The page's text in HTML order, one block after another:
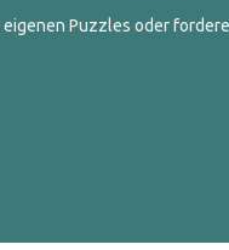
Puzzles oder fordere